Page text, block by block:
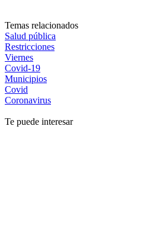
Temas relacionados
Salud pública
Restricciones
Viernes
Covid-19
Municipios
Covid
Coronavirus
Te puede interesar